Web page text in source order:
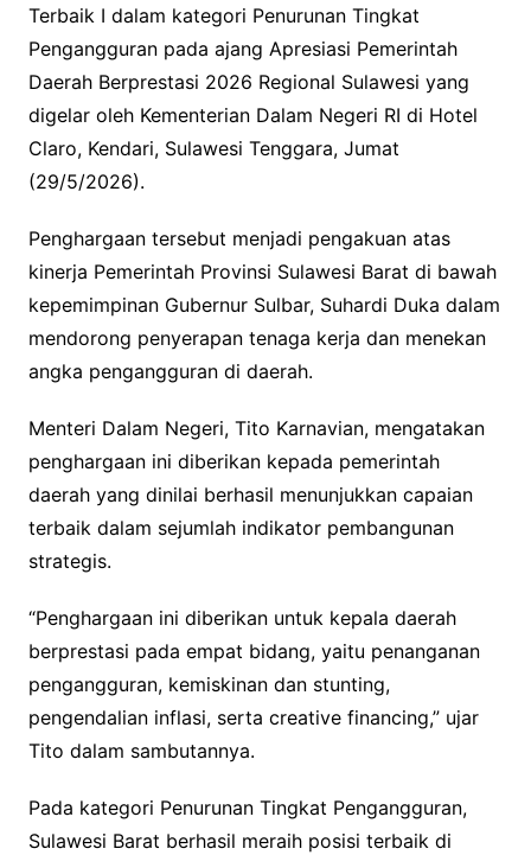
Terbaik I dalam kategori Penurunan Tingkat
Pengangguran pada ajang Apresiasi Pemerintah
Daerah Berprestasi 2026 Regional Sulawesi yang
digelar oleh Kementerian Dalam Negeri RI di Hotel
Claro, Kendari, Sulawesi Tenggara, Jumat
(29/5/2026).
Penghargaan tersebut menjadi pengakuan atas
kinerja Pemerintah Provinsi Sulawesi Barat di bawah
kepemimpinan Gubernur Sulbar, Suhardi Duka dalam
mendorong penyerapan tenaga kerja dan menekan
angka pengangguran di daerah.
Menteri Dalam Negeri, Tito Karnavian, mengatakan
penghargaan ini diberikan kepada pemerintah
daerah yang dinilai berhasil menunjukkan capaian
terbaik dalam sejumlah indikator pembangunan
strategis.
“Penghargaan ini diberikan untuk kepala daerah
berprestasi pada empat bidang, yaitu penanganan
pengangguran, kemiskinan dan stunting,
pengendalian inflasi, serta creative financing,” ujar
Tito dalam sambutannya.
Pada kategori Penurunan Tingkat Pengangguran,
Sulawesi Barat berhasil meraih posisi terbaik di